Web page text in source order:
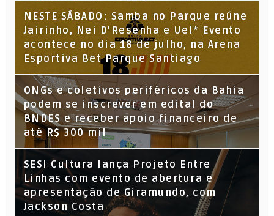
NESTE SÁBADO: Samba no Parque reúne
Jairinho, Nei D’Resenha e Uel* Evento
acontece no dia 18 de julho, na Arena
Esportiva Bet Parque Santiago
ONGs e coletivos periféricos da Bahia
podem se inscrever em edital do
BNDES e receber apoio financeiro de
até R$ 300 mil
SESI Cultura lança Projeto Entre
Linhas com evento de abertura e
apresentação de Giramundo, com
Jackson Costa